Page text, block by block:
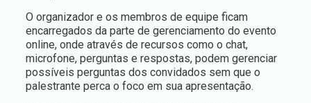
O organizador e os membros de equipe ficam
encarregados da parte de gerenciamento do evento
online, onde através de recursos como o chat,
microfone, perguntas e respostas, podem gerenciar
possíveis perguntas dos convidados sem que o
palestrante perca o foco em sua apresentação.